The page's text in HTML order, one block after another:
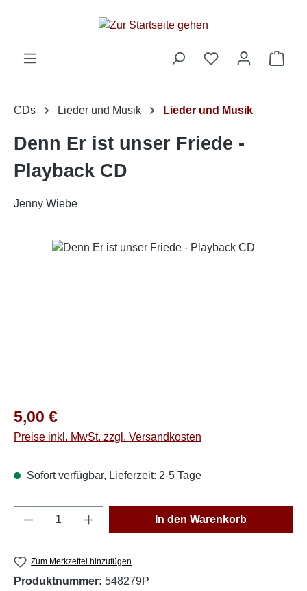
Zum Hauptinhalt springen
CDs Lieder und Musik Lieder und Musik
Denn Er ist unser Friede -
Playback CD
Jenny Wiebe
Bildergalerie überspringen
Regulärer Preis:
5,00 €
Preise inkl. MwSt. zzgl. Versandkosten
Sofort verfügbar, Lieferzeit: 2-5 Tage
Produkt Anzahl: Gib den gewünschten
In den Warenkorb
Zum Merkzettel hinzufügen
Produktnummer: 548279P